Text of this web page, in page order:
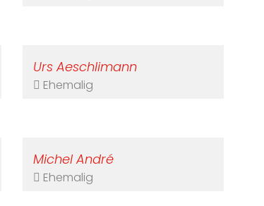
Urs Aeschlimann
Ehemalig
Michel André
Ehemalig